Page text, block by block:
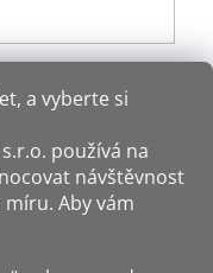
a vyberte si
používá na
návštěvnost
Aby vám